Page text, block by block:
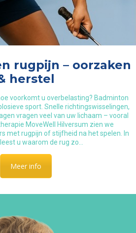
rugpijn – oorzaken
herstel
voorkomt u overbelasting? Badminton
sport. Snelle richtingswisselingen,
vragen veel van uw lichaam – vooral
MoveWell Hilversum zien we
met rugpijn of stijfheid na het spelen. In
u waarom de rug zo…
Meer info